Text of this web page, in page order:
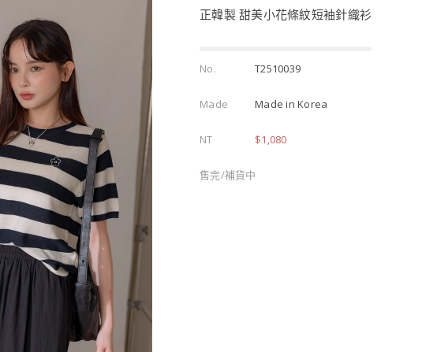
正韓製 甜美小花條紋短袖針織衫
No. T2510039
Made Made in Korea
NT $1,080
售完/補貨中